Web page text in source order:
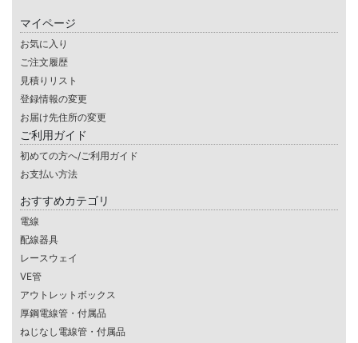
マイページ
お気に入り
ご注文履歴
見積りリスト
登録情報の変更
お届け先住所の変更
ご利用ガイド
初めての方へ/ご利用ガイド
お支払い方法
おすすめカテゴリ
電線
配線器具
レースウェイ
VE管
アウトレットボックス
厚鋼電線管・付属品
ねじなし電線管・付属品